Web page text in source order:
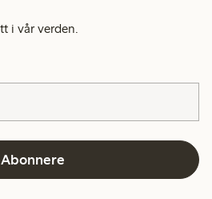
i vår verden.
Abonnere